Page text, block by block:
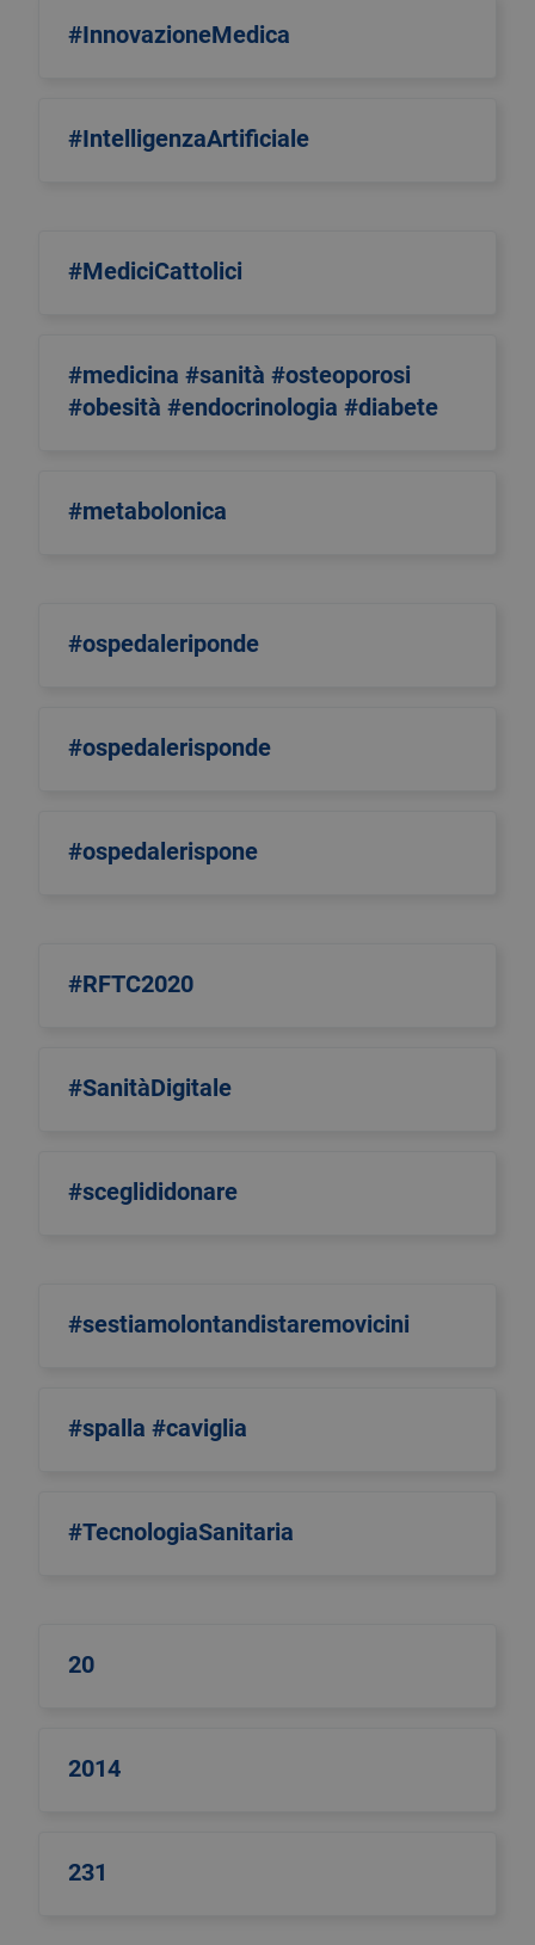
#InnovazioneMedica
#IntelligenzaArtificiale
#MediciCattolici
#medicina #sanità #osteoporosi
#obesità #endocrinologia #diabete
#metabolonica
#ospedaleriponde
#ospedalerisponde
#ospedalerispone
#RFTC2020
#SanitàDigitale
#sceglididonare
#sestiamolontandistaremovicini
#spalla #caviglia
#TecnologiaSanitaria
20
2014
231